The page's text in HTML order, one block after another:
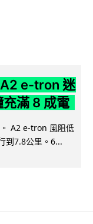
e-tron 迷
滿 8 成電
A2 e-tron 風阻低
到7.8公里。6...